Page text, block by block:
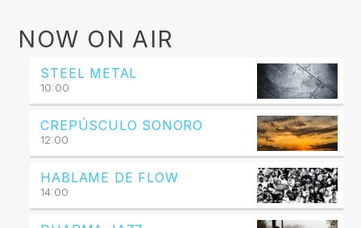
NOW ON AIR
STEEL METAL
10:00
CREPÚSCULO SONORO
12:00
HABLAME DE FLOW
14:00